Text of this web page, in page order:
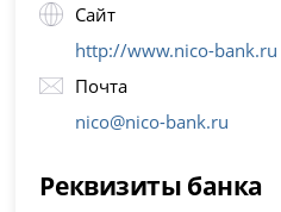
Сайт
http://www.nico-bank.ru
Почта
nico@nico-bank.ru
Реквизиты банка